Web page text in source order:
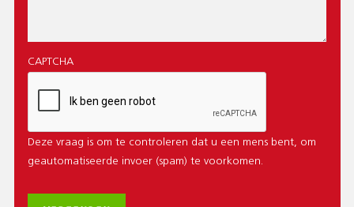
CAPTCHA
Deze vraag is om te controleren dat u een mens bent, om
geautomatiseerde invoer (spam) te voorkomen.